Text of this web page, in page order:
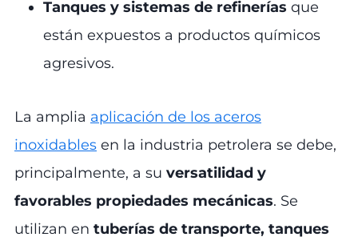
Tanques y sistemas de refinerías que
están expuestos a productos químicos
agresivos.
La amplia aplicación de los aceros
inoxidables en la industria petrolera se debe,
principalmente, a su versatilidad y
favorables propiedades mecánicas. Se
utilizan en tuberías de transporte, tanques